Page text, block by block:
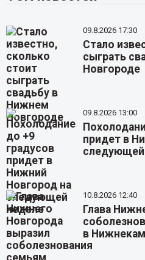
09.8.2026 17:30
Стало
сыграть
Новгороде
09.8.2026 13:00
придет в
10.8.2026 12:40
Глава
в